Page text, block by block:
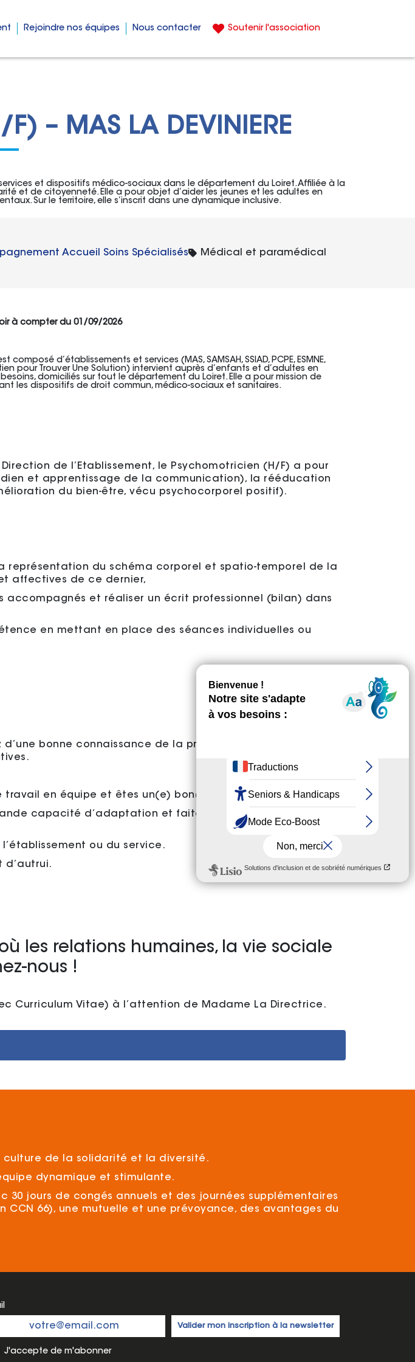
Rejoindre nos équipes Nous contacter Soutenir l'association
– MAS LA DEVINIERE
et dispositifs médico-sociaux dans le département du Loiret. Affiliée à la
et de citoyenneté. Elle a pour objet d’aider les jeunes et les adultes en
Sur le territoire, elle s’inscrit dans une dynamique inclusive.
Accueil Soins Spécialisés Catégorie :
Médical et paramédical
à compter du 01/09/2026
d’établissements et services (MAS, SAMSAH, SSIAD, PCPE, ESMNE,
pour Trouver Une Solution) intervient auprès d’enfants et d’adultes en
domiciliés sur tout le département du Loiret. Elle a pour mission de
les dispositifs de droit commun, médico-sociaux et sanitaires.
de l’Etablissement, le Psychomotricien (H/F) a pour
et apprentissage de la communication), la rééducation
du bien-être, vécu psychocorporel positif).
représentation du schéma corporel et spatio-temporel de la
affectives de ce dernier,
accompagnés et réaliser un écrit professionnel (bilan) dans
en mettant en place des séances individuelles ou
bonne connaissance de la prise en charge des
en équipe et êtes un(e) bon(ne) communiquant(e).
capacité d’adaptation et faites preuve de rigueur, de
ou du service.
d’autrui.
les relations humaines, la vie sociale
nous !
Curriculum Vitae) à l’attention de Madame La Directrice.
culture de la solidarité et la diversité.
dynamique et stimulante.
30 jours de congés annuels et des journées supplémentaires
66), une mutuelle et une prévoyance, des avantages du
J'accepte de m'abonner